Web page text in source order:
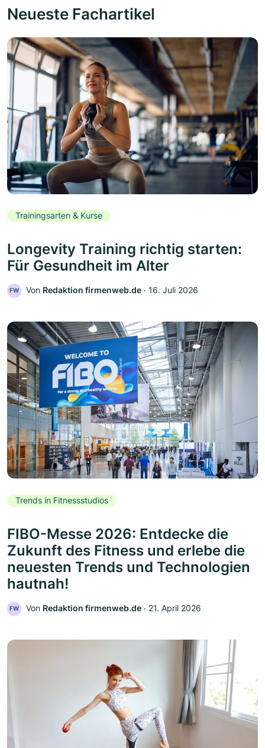
Neueste Fachartikel
Trainingsarten & Kurse
Longevity Training richtig starten:
Für Gesundheit im Alter
FW Von Redaktion firmenweb.de ‧ 16. Juli 2026
Trends in Fitnessstudios
FIBO-Messe 2026: Entdecke die
Zukunft des Fitness und erlebe die
neuesten Trends und Technologien
hautnah!
FW Von Redaktion firmenweb.de ‧ 21. April 2026